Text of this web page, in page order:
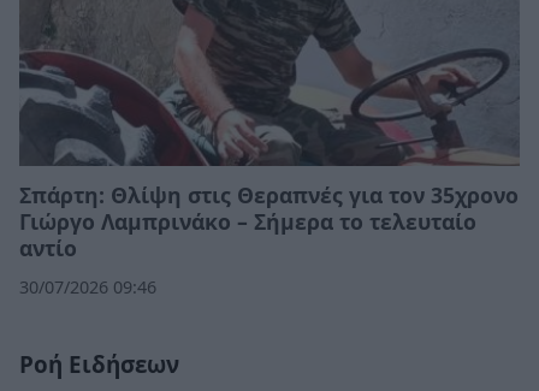
Σπάρτη: Θλίψη στις Θεραπνές για τον 35χρονο
Γιώργο Λαμπρινάκο – Σήμερα το τελευταίο
αντίο
30/07/2026 09:46
Ροή Ειδήσεων